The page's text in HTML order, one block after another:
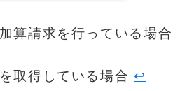
算請求を行っている場合
取得している場合 ↩︎